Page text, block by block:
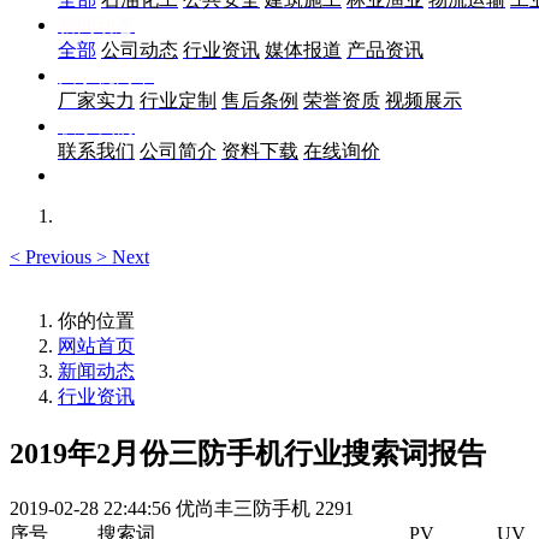
全部 公司动态 行业资讯 媒体报道 产品资讯
厂家实力 行业定制 售后条例 荣誉资质 视频展示
联系我们 公司简介 资料下载 在线询价
< Previous > Next
你的位置
网站首页
新闻动态
行业资讯
2019年2月份三防手机行业搜索词报告
2019-02-28 22:44:56 优尚丰三防手机 2291
序号
搜索词 PV UV